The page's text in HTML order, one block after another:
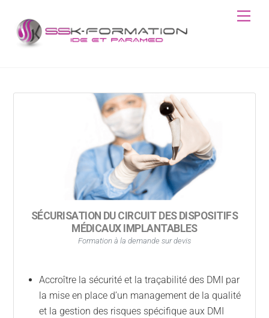
content
SÉCURISATION DU CIRCUIT DES DISPOSITIFS
MÉDICAUX IMPLANTABLES
Formation à la demande sur devis
Accroître la sécurité et la traçabilité des DMI par
la mise en place d’un management de la qualité
et la gestion des risques spécifique aux DMI